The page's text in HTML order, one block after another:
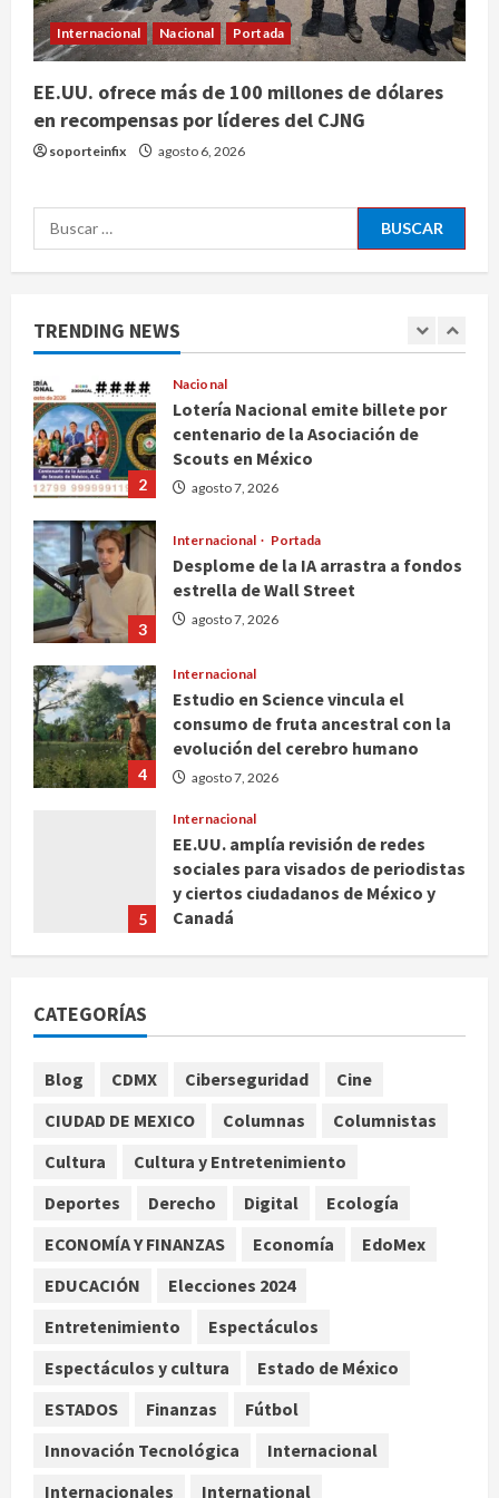
Internacional Nacional Portada
EE.UU. ofrece más de 100 millones de dólares
en recompensas por líderes del CJNG
soporteinfix agosto 6, 2026
Buscar:
TRENDING NEWS
4
evolución del cerebro humano
agosto 7, 2026
Internacional
EE.UU. amplía revisión de redes
sociales para visados de periodistas
1
Nacional
Fallece Carlos Garfias Merlos,
2
Nacional
Lotería Nacional emite billete por
centenario de la Asociación de
Scouts en México
agosto 7, 2026
3
Internacional Portada
Desplome de la IA arrastra a fondos
estrella de Wall Street
agosto 7, 2026
4
Internacional
Estudio en Science vincula el
consumo de fruta ancestral con la
evolución del cerebro humano
agosto 7, 2026
5
Internacional
EE.UU. amplía revisión de redes
sociales para visados de periodistas
y ciertos ciudadanos de México y
Canadá
Lotería Nacional emite billete por
centenario de la Asociación de
agosto 7, 2026
Desplome de la IA arrastra a fondos
estrella de Wall Street
Estudio en Science vincula el
consumo de fruta ancestral con la
CATEGORÍAS
Blog CDMX Ciberseguridad
Cine
CIUDAD DE MEXICO
Columnas
Columnistas
Cultura
Cultura y Entretenimiento
Deportes
Derecho Digital
Ecología
ECONOMÍA Y FINANZAS
Economía
EdoMex
EDUCACIÓN
Elecciones 2024
Entretenimiento
Espectáculos
Espectáculos y cultura
Estado de México
ESTADOS
Finanzas
Fútbol
Innovación Tecnológica
Internacional
Internacionales
International